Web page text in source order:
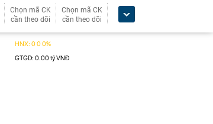
Chọn mã CK
cần theo dõi
Chọn mã CK
cần theo dõi